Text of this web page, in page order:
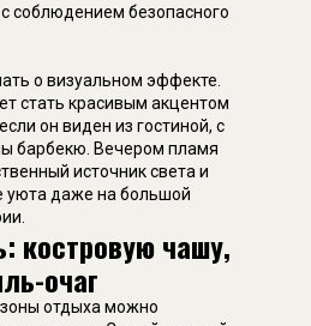
соблюдением безопасного
о визуальном эффекте.
стать красивым акцентом
он виден из гостиной, с
барбекю. Вечером пламя
источник света и
уюта даже на большой
костровую чашу,
очаг
отдыха можно